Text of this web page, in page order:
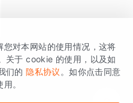
长的品牌，核心平台为 GrowingIO
。
对本网站的使用情况，这将
关于 cookie 的使用，以及如
们的 隐私协议 。如你点击同意
。